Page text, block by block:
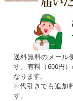
ご指定のない
土曜日・日曜日
在庫状況に
場合もご
送料無料のメール
す。 有料（600円
なります。
※代引きでも追加
す。